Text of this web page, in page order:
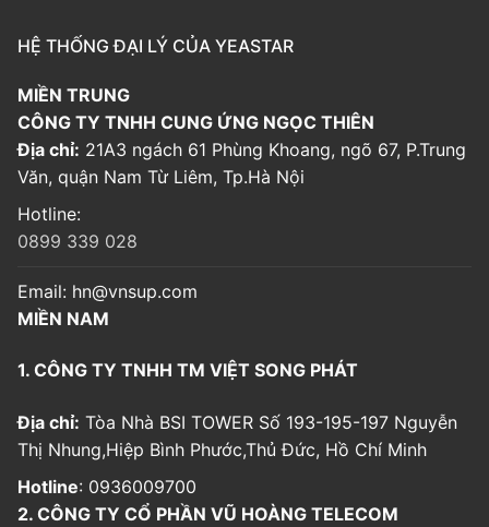
HỆ THỐNG ĐẠI LÝ CỦA YEASTAR
MIỀN TRUNG
CÔNG TY TNHH CUNG ỨNG NGỌC THIÊN
Địa chỉ: 21A3 ngách 61 Phùng Khoang, ngõ 67, P.Trung
Văn, quận Nam Từ Liêm, Tp.Hà Nội
Hotline:
0899 339 028
Email: hn@vnsup.com
MIỀN NAM
1. CÔNG TY TNHH TM VIỆT SONG PHÁT
Địa chỉ: Tòa Nhà BSI TOWER Số 193-195-197 Nguyễn
Thị Nhung,Hiệp Bình Phước,Thủ Đức, Hồ Chí Minh
Hotline: 0936009700
2. CÔNG TY CỔ PHẦN VŨ HOÀNG TELECOM